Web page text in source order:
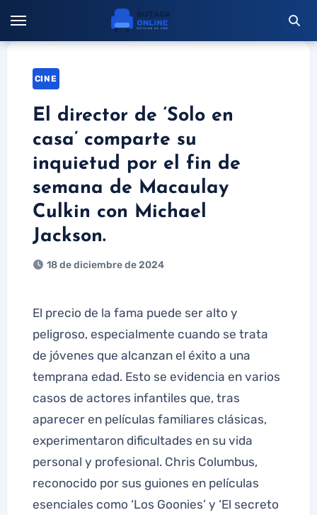
contenido
CINE
El director de ‘Solo en
casa’ comparte su
inquietud por el fin de
semana de Macaulay
Culkin con Michael
Jackson.
18 de diciembre de 2024
El precio de la fama puede ser alto y
peligroso, especialmente cuando se trata
de jóvenes que alcanzan el éxito a una
temprana edad. Esto se evidencia en varios
casos de actores infantiles que, tras
aparecer en películas familiares clásicas,
experimentaron dificultades en su vida
personal y profesional. Chris Columbus,
reconocido por sus guiones en películas
esenciales como ‘Los Goonies’ y ‘El secreto